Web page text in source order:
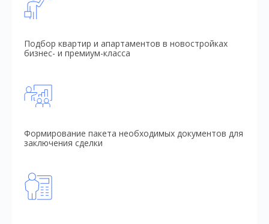
Подбор квартир и апартаментов в новостройках
бизнес- и премиум-класса
Формирование пакета необходимых документов для
заключения сделки